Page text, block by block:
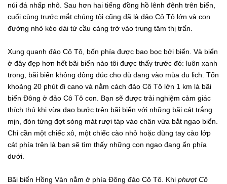
núi đá nhấp nhô. Sau hơn hai tiếng đồng hồ lênh đênh trên biển,
cuối cùng trước mắt chúng tôi cũng đã là đảo Cô Tô lớn và con
đường nhỏ kéo dài từ cầu cảng trở vào trung tâm thị trấn.
Xung quanh đảo Cô Tô, bốn phía được bao bọc bởi biển. Và biển
ở đây đẹp hơn hết bãi biển nào tôi được thấy trước đó: luôn xanh
trong, bãi biển không đông đúc cho dù đang vào mùa du lịch. Tốn
khoảng 20 phút đi cano và nằm cách đảo Cô Tô lớn 1 km là bãi
biển Đông ở đảo Cô Tô con. Bạn sẽ được trải nghiệm cảm giác
thích thú khi vừa dạo bước trên bãi biển với những bãi cát trắng
mịn, đón từng đợt sóng mát rượi táp vào chân vừa bắt ngao biển.
Chỉ cần một chiếc xô, một chiếc cào nhỏ hoặc dùng tay cào lớp
cát phía trên là bạn sẽ tìm thấy những con ngao đang ẩn phía
dưới.
Bãi biển Hồng Vàn nằm ở phía Đông đảo Cô Tô. Khi phượt Cô